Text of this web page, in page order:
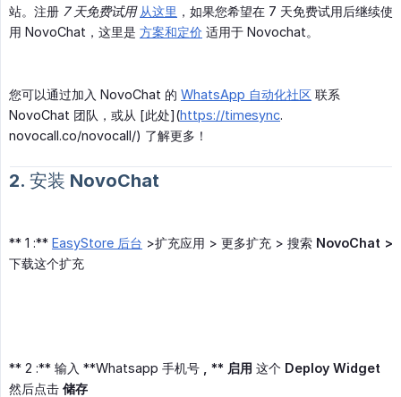
站。注册 7 天免费试用 从这里 ，如果您希望在 7 天免费试用后继续使
用 NovoChat，这里是 方案和定价 适用于 Novochat。
您可以通过加入 NovoChat 的 WhatsApp 自动化社区 联系
NovoChat 团队，或从 [此处](https://timesync.
novocall.co/novocall/) 了解更多！
2. 安装 NovoChat
** 1 :** EasyStore 后台 >扩充应用 > 更多扩充 > 搜索 NovoChat >
下载这个扩充
** 2 :** 输入 **Whatsapp 手机号 , ** 启用 这个 Deploy Widget
然后点击 储存